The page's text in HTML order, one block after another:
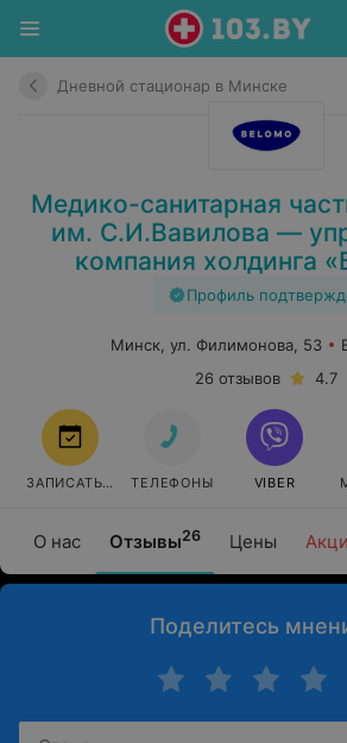
Дневной стационар в Минске
Медико-санитарная
им. С.И.Вавилова —
компания холдинга
Профиль
О нас Отзывы26 Цены
Минск, ул. Филимонова, 53
26 отзывов
4.7
ЗАПИСАТЬСЯ ТЕЛЕФОНЫ VIBER
Поделитесь